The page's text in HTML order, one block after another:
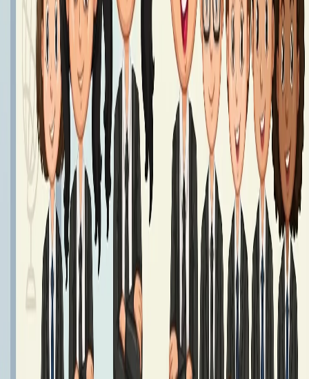
Podręczniki klasa 7 - Rok Szkolny 2026/2027
Podręczniki klasy 7
Czytaj dalej